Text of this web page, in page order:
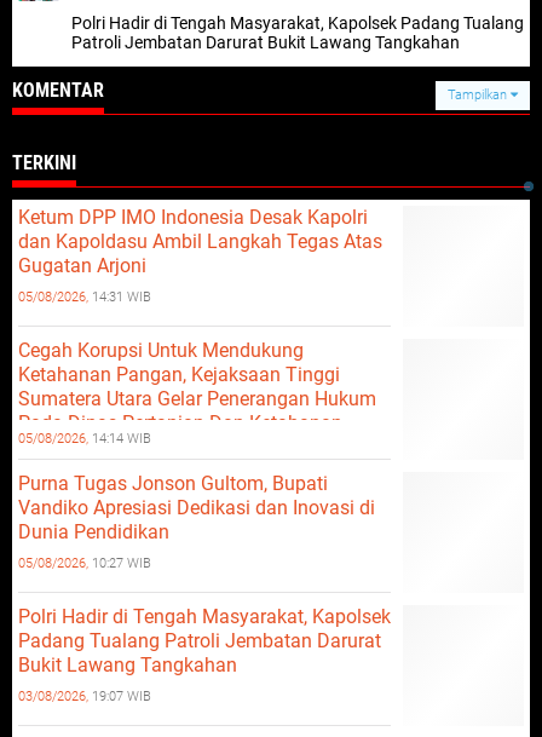
Polri Hadir di Tengah Masyarakat, Kapolsek Padang Tualang
Patroli Jembatan Darurat Bukit Lawang Tangkahan
KOMENTAR Tampilkan
TERKINI
Ketum DPP IMO Indonesia Desak Kapolri
dan Kapoldasu Ambil Langkah Tegas Atas
Gugatan Arjoni
05/08/2026, 14:31 WIB
Cegah Korupsi Untuk Mendukung
Ketahanan Pangan, Kejaksaan Tinggi
Sumatera Utara Gelar Penerangan Hukum
Pada Dinas Pertanian Dan Ketahanan
Pangan
05/08/2026, 14:14 WIB
Purna Tugas Jonson Gultom, Bupati
Vandiko Apresiasi Dedikasi dan Inovasi di
Dunia Pendidikan
05/08/2026, 10:27 WIB
Polri Hadir di Tengah Masyarakat, Kapolsek
Padang Tualang Patroli Jembatan Darurat
Bukit Lawang Tangkahan
03/08/2026, 19:07 WIB